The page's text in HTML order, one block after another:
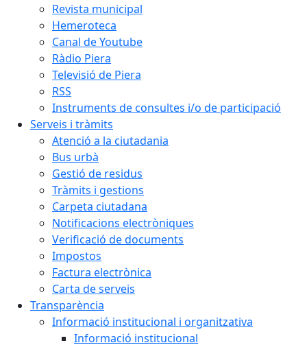
Revista municipal
Hemeroteca
Canal de Youtube
Ràdio Piera
Televisió de Piera
RSS
Instruments de consultes i/o de participació
Serveis i tràmits
Atenció a la ciutadania
Bus urbà
Gestió de residus
Tràmits i gestions
Carpeta ciutadana
Notificacions electròniques
Verificació de documents
Impostos
Factura electrònica
Carta de serveis
Transparència
Informació institucional i organitzativa
Informació institucional